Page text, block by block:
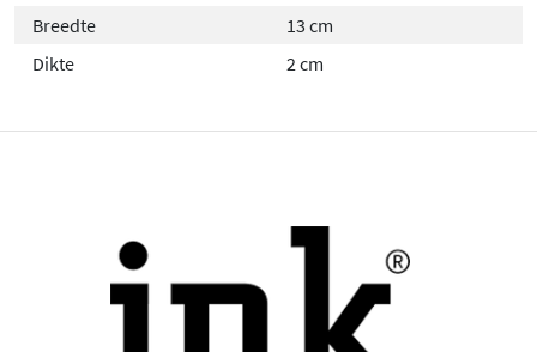
Breedte
13 cm
Dikte
2 cm